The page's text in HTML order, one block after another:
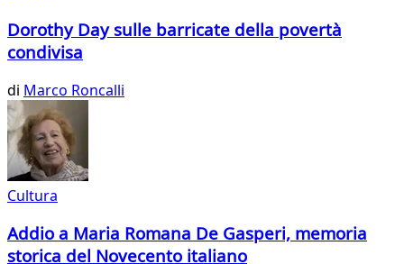
Dorothy Day sulle barricate della povertà
condivisa
di Marco Roncalli
Cultura
Addio a Maria Romana De Gasperi, memoria
storica del Novecento italiano